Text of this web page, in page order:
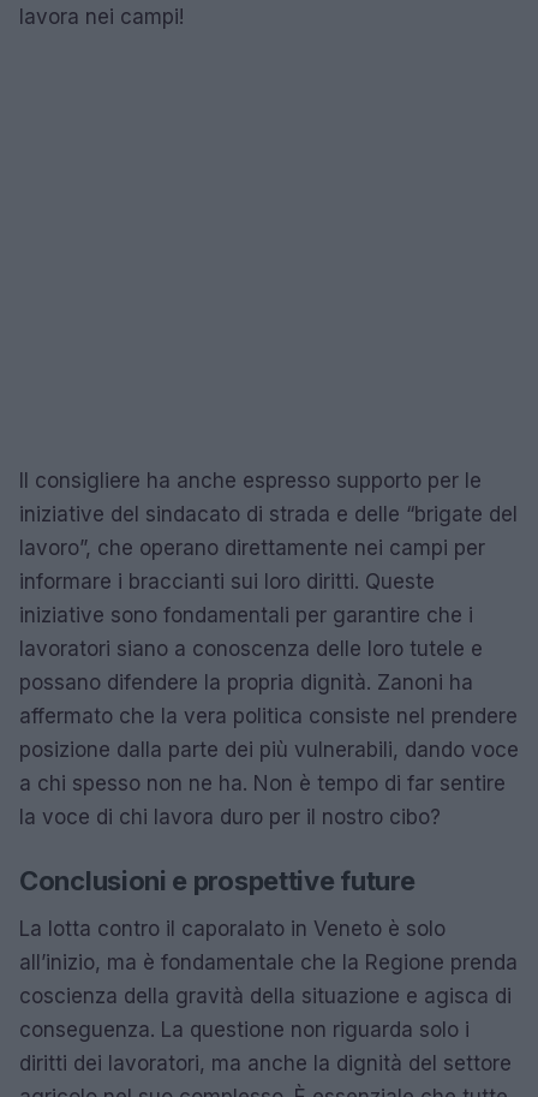
lavora nei campi!
Il consigliere ha anche espresso supporto per le
iniziative del sindacato di strada e delle “brigate del
lavoro”, che operano direttamente nei campi per
informare i braccianti sui loro diritti. Queste
iniziative sono fondamentali per garantire che i
lavoratori siano a conoscenza delle loro tutele e
possano difendere la propria dignità. Zanoni ha
affermato che la vera politica consiste nel prendere
posizione dalla parte dei più vulnerabili, dando voce
a chi spesso non ne ha. Non è tempo di far sentire
la voce di chi lavora duro per il nostro cibo?
Conclusioni e prospettive future
La lotta contro il caporalato in Veneto è solo
all’inizio, ma è fondamentale che la Regione prenda
coscienza della gravità della situazione e agisca di
conseguenza. La questione non riguarda solo i
diritti dei lavoratori, ma anche la dignità del settore